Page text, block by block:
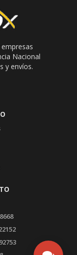
Nacional
y envíos.